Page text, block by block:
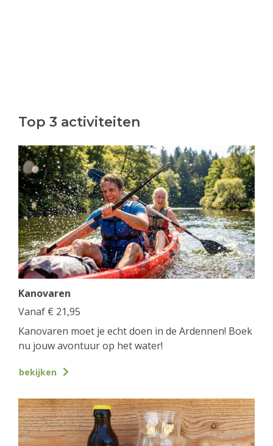
Top 3 activiteiten
Kanovaren
Vanaf € 21,95
Kanovaren moet je echt doen in de Ardennen! Boek
nu jouw avontuur op het water!
bekijken